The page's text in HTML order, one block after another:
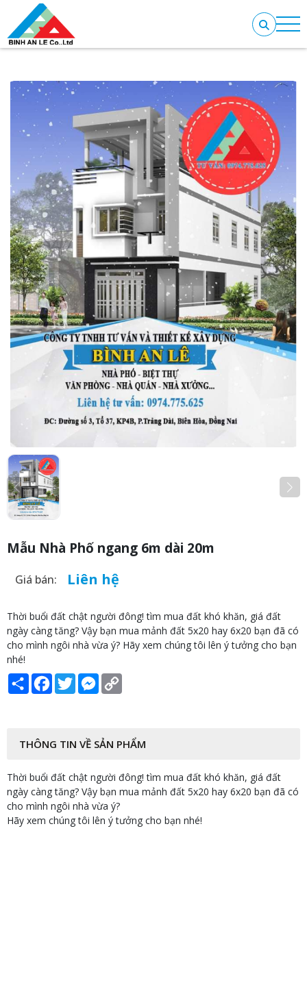
Mẫu Nhà Phố ngang 6m dài 20m
Giá bán: Liên hệ
Thời buổi đất chật người đông! tìm mua đất khó khăn, giá đất
ngày càng tăng? Vậy bạn mua mảnh đất 5x20 hay 6x20 bạn đã có
cho mình ngôi nhà vừa ý? Hãy xem chúng tôi lên ý tưởng cho bạn
nhé!
Share Facebook
TwitterMessenger
THÔNG TIN VỀ SẢN PHẨM
Thời buổi đất chật người đông! tìm mua đất khó khăn, giá đất
ngày càng tăng? Vậy bạn mua mảnh đất 5x20 hay 6x20 bạn đã có
cho mình ngôi nhà vừa ý?
Hãy xem chúng tôi lên ý tưởng cho bạn nhé!